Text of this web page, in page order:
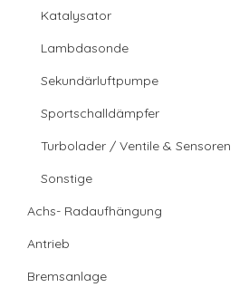
Katalysator
Lambdasonde
Sekundärluftpumpe
Sportschalldämpfer
Turbolader / Ventile & Sensoren
Sonstige
Achs- Radaufhängung
Antrieb
Bremsanlage